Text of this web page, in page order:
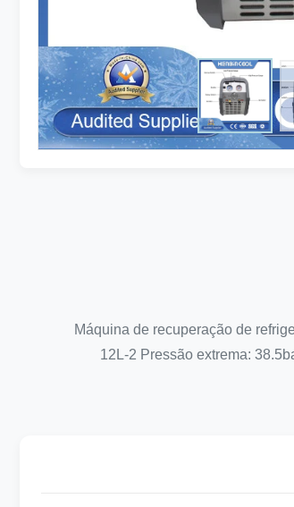
Máquina de recuperação de
12L-2 Pressão extrema: